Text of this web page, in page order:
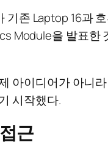
기존 Laptop 16과
Module을 발표한
아이디어가 아니
시작했다.
근